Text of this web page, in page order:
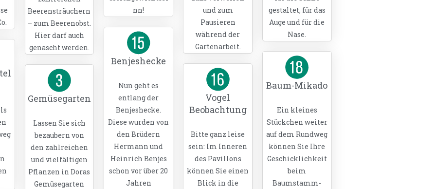
Beerensträuchern
– zum Beerenobst.
Hier darf auch
genascht werden.
Gemüsegarten
Lassen Sie sich
bezaubern von
den zahlreichen
und vielfältigen
Pflanzen in Doras
Gemüsegarten
nn!
Benjeshecke
Nun geht es
entlang der
Benjeshecke.
Diese wurden von
den Brüdern
Hermann und
Heinrich Benjes
schon vor über 20
Jahren
und zum
Pausieren
während der
Gartenarbeit.
Vogel
Beobachtung
Bitte ganz leise
sein: Im Inneren
des Pavillons
können Sie einen
Blick in die
gestaltet, für das
Auge und für die
Nase.
Baum-Mikado
Ein kleines
Stückchen weiter
auf dem Rundweg
können Sie Ihre
Geschicklichkeit
beim
Baumstamm-